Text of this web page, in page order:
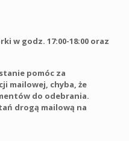
w godz. 17:00-18:00 oraz
pomóc za
mailowej, chyba, że
do odebrania.
drogą mailową na